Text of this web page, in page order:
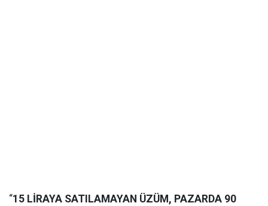
“15 LİRAYA SATILAMAYAN ÜZÜM, PAZARDA 90